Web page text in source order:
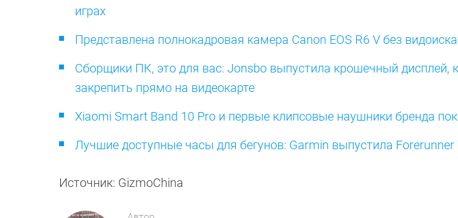
играх
Представлена полнокадровая камера Canon EOS R6 V без
Сборщики ПК, это для вас: Jonsbo выпустила крошечный дисплей,
закрепить прямо на видеокарте
Xiaomi Smart Band 10 Pro и первые клипсовые наушники бренда
Лучшие доступные часы для бегунов: Garmin выпустила Forerunner
Источник: GizmoChina